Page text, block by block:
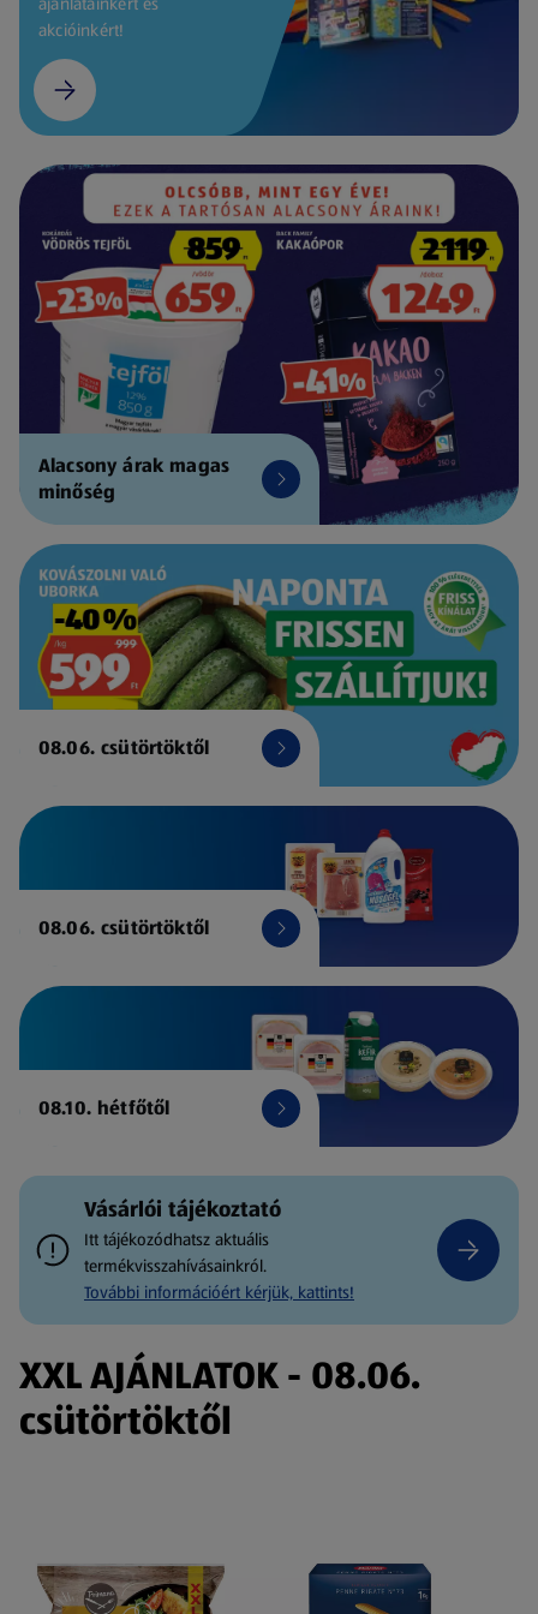
akcióinkért!
Alacsony árak magas
minőség
08.06. csütörtöktől
08.06. csütörtöktől
08.10. hétfőtől
Vásárlói tájékoztató
Itt tájékozódhatsz aktuális
termékvisszahívásainkról.
További információért kérjük, kattints!
XXL AJÁNLATOK - 08.06.
csütörtöktől